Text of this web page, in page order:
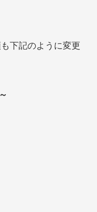
下記のように変更